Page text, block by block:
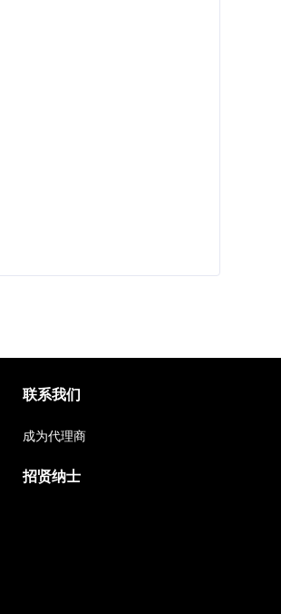
联系我们
成为代理商
招贤纳士